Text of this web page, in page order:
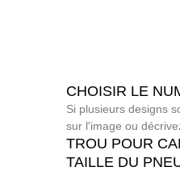
CHOISIR LE
Si plusieurs designs
sur l'image ou
TROU POUR
TAILLE DU